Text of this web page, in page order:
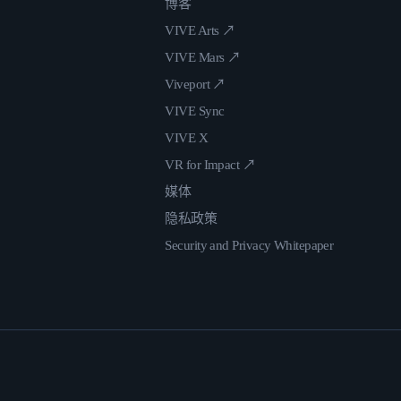
博客
VIVE Arts ↗
VIVE Mars ↗
Viveport ↗
VIVE Sync
VIVE X
VR for Impact ↗
媒体
隐私政策
Security and Privacy Whitepaper